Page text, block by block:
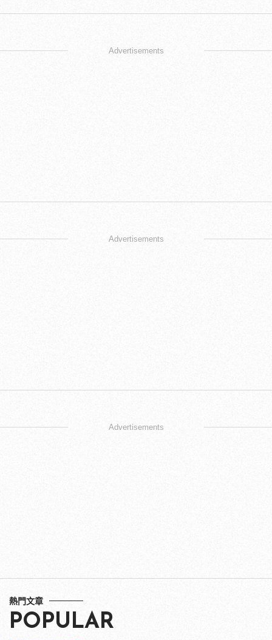
Advertisements
Advertisements
Advertisements
熱門文章
POPULAR